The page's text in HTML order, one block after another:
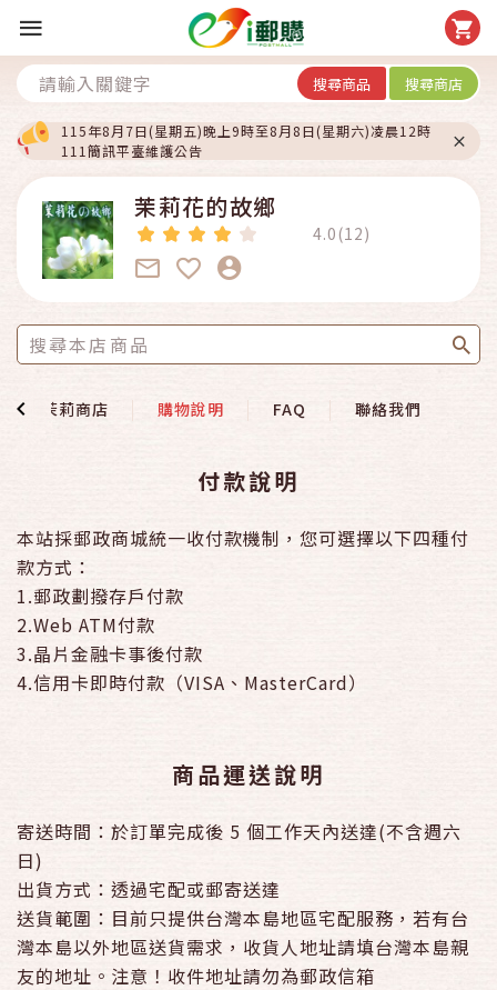
搜尋商品 搜尋商店
115年8月7日(星期五)晚上9時至8月8日(星期六)凌晨12時
111簡訊平臺維護公告
茉莉花的故鄉
4.0(12)
茉莉商店 購物說明 FAQ 聯絡我們
付款說明
本站採郵政商城統一收付款機制，您可選擇以下四種付
款方式：
1.郵政劃撥存戶付款
2.Web ATM付款
3.晶片金融卡事後付款
4.信用卡即時付款（VISA、MasterCard）
商品運送說明
寄送時間：於訂單完成後 5 個工作天內送達(不含週六
日)
出貨方式：透過宅配或郵寄送達
送貨範圍：目前只提供台灣本島地區宅配服務，若有台
灣本島以外地區送貨需求，收貨人地址請填台灣本島親
友的地址。注意！收件地址請勿為郵政信箱